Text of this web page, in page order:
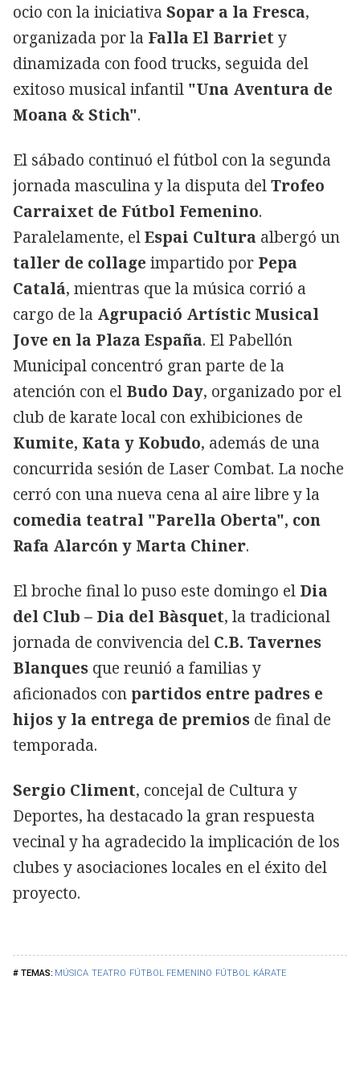
MÚSICA TEATRO FÚTBOL FEMENINO FÚTBOL KÁRATE
ocio con la iniciativa Sopar a la Fresca,
organizada por la Falla El Barriet y
dinamizada con food trucks, seguida del
exitoso musical infantil "Una Aventura de
Moana & Stich".
El sábado continuó el fútbol con la segunda
jornada masculina y la disputa delTrofeo
Carraixet de Fútbol Femenino.
Paralelamente, elEspai Cultura albergó un
taller de collage impartido por Pepa
Catalá, mientras que la música corrió a
cargo de la Agrupació Artístic Musical
Jove en la Plaza España. El Pabellón
Municipal concentró gran parte de la
atención con el Budo Day, organizado por el
club de karate local con exhibiciones de
Kumite, Kata y Kobudo, además de una
concurrida sesión de Laser Combat. La noche
cerró con una nueva cena al aire libre y la
comedia teatral "Parella Oberta", con
Rafa Alarcón y Marta Chiner.
El broche final lo puso este domingo el Dia
del Club – Dia del Bàsquet, la tradicional
jornada de convivencia del C.B. Tavernes
Blanques que reunió a familias y
aficionados con partidos entre padres e
hijos y la entrega de premios de final de
temporada.
Sergio Climent, concejal de Cultura y
Deportes, ha destacado la gran respuesta
vecinal y ha agradecido la implicación de los
clubes y asociaciones locales en el éxito del
proyecto.